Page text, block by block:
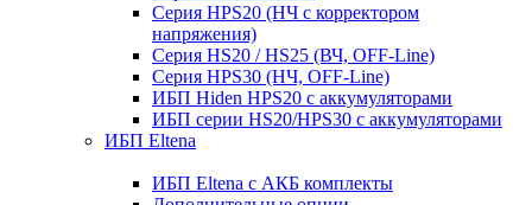
Серия HPS20 (НЧ с корректором
напряжения)
Серия HS20 / HS25 (ВЧ, OFF-Line)
Серия HPS30 (НЧ, OFF-Line)
ИБП Hiden HPS20 с аккумуляторами
ИБП серии HS20/HPS30 с аккумуляторами
ИБП Eltena
ИБП Eltena с АКБ комплекты